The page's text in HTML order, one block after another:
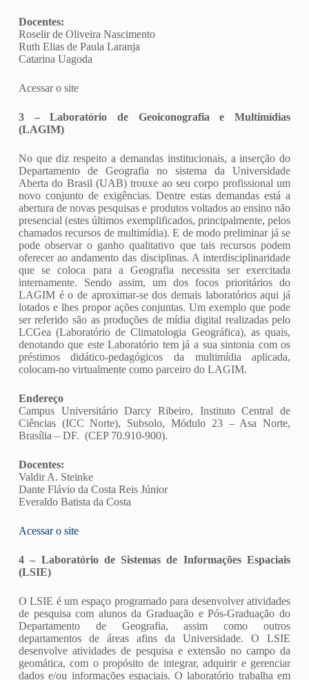
Docentes:
Roselir de Oliveira Nascimento
Ruth Elias de Paula Laranja
Catarina Uagoda
Acessar o site
3 – Laboratório de Geoiconografia e Multimídias
(LAGIM)
No que diz respeito a demandas institucionais, a inserção do
Departamento de Geografia no sistema da Universidade
Aberta do Brasil (UAB) trouxe ao seu corpo profissional um
novo conjunto de exigências. Dentre estas demandas está a
abertura de novas pesquisas e produtos voltados ao ensino não
presencial (estes últimos exemplificados, principalmente, pelos
chamados recursos de multimídia). E de modo preliminar já se
pode observar o ganho qualitativo que tais recursos podem
oferecer ao andamento das disciplinas. A interdisciplinaridade
que se coloca para a Geografia necessita ser exercitada
internamente. Sendo assim, um dos focos prioritários do
LAGIM é o de aproximar-se dos demais laboratórios aqui já
lotados e lhes propor ações conjuntas. Um exemplo que pode
ser referido são as produções de mídia digital realizadas pelo
LCGea (Laboratório de Climatologia Geográfica), as quais,
denotando que este Laboratório tem já a sua sintonia com os
préstimos didático-pedagógicos da multimídia aplicada,
colocam-no virtualmente como parceiro do LAGIM.
Endereço
Campus Universitário Darcy Ribeiro, Instituto Central de
Ciências (ICC Norte), Subsolo, Módulo 23 – Asa Norte,
Brasília – DF. (CEP 70.910-900).
Docentes:
Valdir A. Steinke
Dante Flávio da Costa Reis Júnior
Everaldo Batista da Costa
Acessar o site
4 – Laboratório de Sistemas de Informações Espaciais
(LSIE)
O LSIE é um espaço programado para desenvolver atividades
de pesquisa com alunos da Graduação e Pós-Graduação do
Departamento de Geografia, assim como outros
departamentos de áreas afins da Universidade. O LSIE
desenvolve atividades de pesquisa e extensão no campo da
geomática, com o propósito de integrar, adquirir e gerenciar
dados e/ou informações espaciais. O laboratório trabalha em